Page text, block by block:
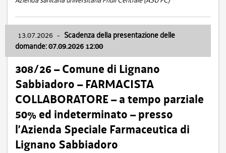
13.07.2026 - Scadenza della presentazione delle
domande: 07.09.2026 12:00
308/26 – Comune di Lignano
Sabbiadoro – FARMACISTA
COLLABORATORE – a tempo parziale
50% ed indeterminato – presso
l’Azienda Speciale Farmaceutica di
Lignano Sabbiadoro